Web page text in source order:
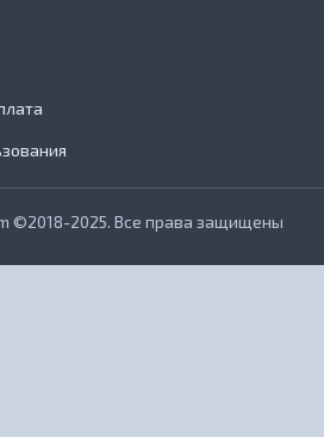
©2018-2025. Все права защищены